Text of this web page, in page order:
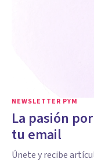
NEWSLETTER PYM
La pasión
tu email
Únete y recibe